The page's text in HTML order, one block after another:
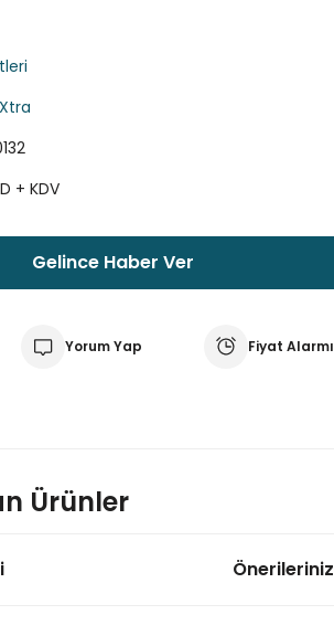
+ KDV
Gelince Haber Ver
Yorum Yap Fiyat Alarmı
Ürünler
Sarj Desarj Pil Koruma ModülüÖnerileriniz